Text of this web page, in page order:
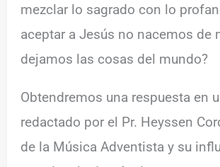
mezclar lo sagrado con lo
aceptar a Jesús no nacemos de
dejamos las cosas del mundo?
Obtendremos una respuesta en
redactado por el Pr. Heyssen
de la Música Adventista y su